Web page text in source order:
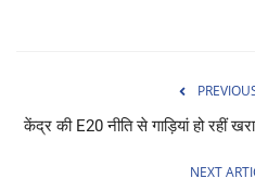
केंद्र की E20 नीति से गाड़ियां हो रहीं
NEXT